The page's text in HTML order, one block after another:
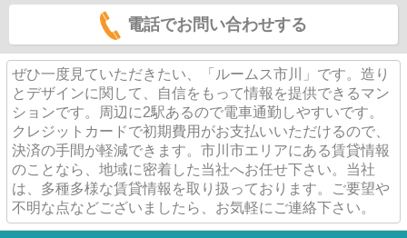
電話でお問い合わせする
ぜひ一度見ていただきたい、「ルームス市川」です。造り
とデザインに関して、自信をもって情報を提供できるマン
ションです。周辺に2駅あるので電車通勤しやすいです。
クレジットカードで初期費用がお支払いいただけるので、
決済の手間が軽減できます。市川市エリアにある賃貸情報
のことなら、地域に密着した当社へお任せ下さい。当社
は、多種多様な賃貸情報を取り扱っております。ご要望や
不明な点などございましたら、お気軽にご連絡下さい。